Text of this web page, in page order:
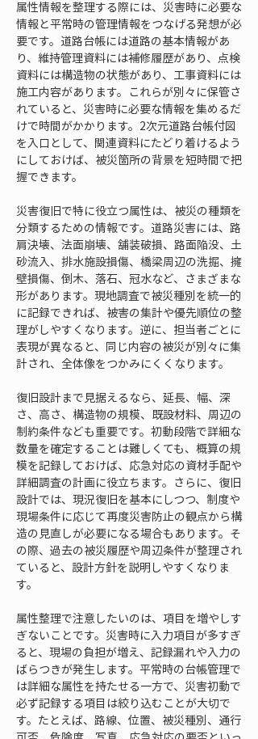
属性情報を整理する際には、災害時に必要な
情報と平常時の管理情報をつなげる発想が必
要です。道路台帳には道路の基本情報があ
り、維持管理資料には補修履歴があり、点検
資料には構造物の状態があり、工事資料には
施工内容があります。これらが別々に保管さ
れていると、災害時に必要な情報を集めるだ
けで時間がかかります。2次元道路台帳付図
を入口として、関連資料にたどり着けるよう
にしておけば、被災箇所の背景を短時間で把
握できます。
災害復旧で特に役立つ属性は、被災の種類を
分類するための情報です。道路災害には、路
肩決壊、法面崩壊、舗装破損、路面陥没、土
砂流入、排水施設損傷、橋梁周辺の洗掘、擁
壁損傷、倒木、落石、冠水など、さまざまな
形があります。現地調査で被災種別を統一的
に記録できれば、被害の集計や優先順位の整
理がしやすくなります。逆に、担当者ごとに
表現が異なると、同じ内容の被災が別々に集
計され、全体像をつかみにくくなります。
復旧設計まで見据えるなら、延長、幅、深
さ、高さ、構造物の規模、既設材料、周辺の
制約条件なども重要です。初動段階で詳細な
数量を確定することは難しくても、概算の規
模を記録しておけば、応急対応の資材手配や
詳細調査の計画に役立ちます。さらに、復旧
設計では、現況復旧を基本にしつつ、制度や
現場条件に応じて再度災害防止の観点から構
造の見直しが必要になる場合もあります。そ
の際、過去の被災履歴や周辺条件が整理され
ていると、設計方針を説明しやすくなりま
す。
属性整理で注意したいのは、項目を増やしす
ぎないことです。災害時に入力項目が多すぎ
ると、現場の負担が増え、記録漏れや入力の
ばらつきが発生します。平常時の台帳管理で
は詳細な属性を持たせる一方で、災害初動で
必ず記録する項目は絞り込むことが大切で
す。たとえば、路線、位置、被災種別、通行